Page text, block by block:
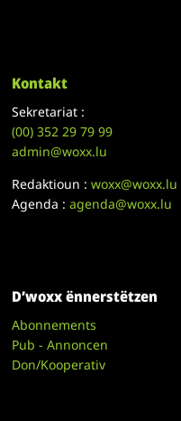
Kontakt
Sekretariat :
(00)352 29 79 99
admin@woxx.lu
Redaktioun :woxx@woxx.lu
Agenda :agenda@woxx.lu
D’woxx ënnerstëtzen
Abonnements
Pub - Annoncen
Don/Kooperativ